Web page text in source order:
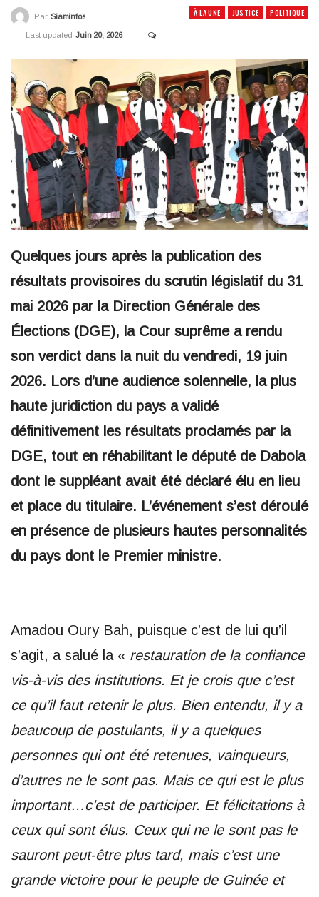
À LA UNE JUSTICE POLITIQUE
Par Siaminfos
Last updated Juin 20, 2026
Quelques jours après la publication des
résultats provisoires du scrutin législatif du 31
mai 2026 par la Direction Générale des
Élections (DGE), la Cour suprême a rendu
son verdict dans la nuit du vendredi, 19 juin
2026. Lors d’une audience solennelle, la plus
haute juridiction du pays a validé
définitivement les résultats proclamés par la
DGE, tout en réhabilitant le député de Dabola
dont le suppléant avait été déclaré élu en lieu
et place du titulaire. L’événement s’est déroulé
en présence de plusieurs hautes personnalités
du pays dont le Premier ministre.
Amadou Oury Bah, puisque c’est de lui qu’il
s’agit, a salué la « restauration de la confiance
vis-à-vis des institutions. Et je crois que c’est
ce qu’il faut retenir le plus. Bien entendu, il y a
beaucoup de postulants, il y a quelques
personnes qui ont été retenues, vainqueurs,
d’autres ne le sont pas. Mais ce qui est le plus
important…c’est de participer. Et félicitations à
ceux qui sont élus. Ceux qui ne le sont pas le
sauront peut-être plus tard, mais c’est une
grande victoire pour le peuple de Guinée et